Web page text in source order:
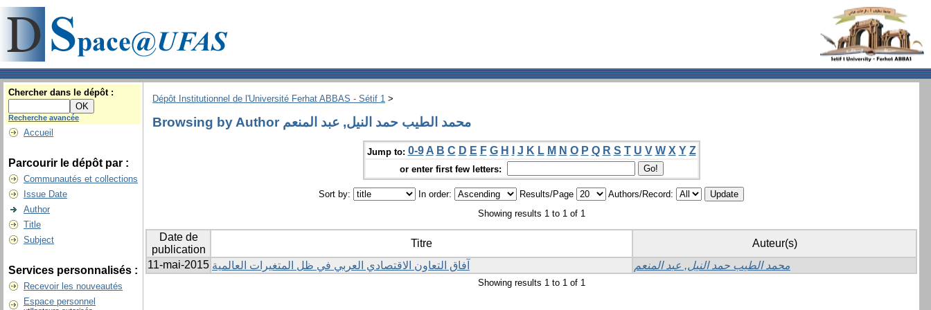
Chercher dans le dépôt :
Recherche avancée
Accueil
Parcourir le dépôt par :
Communautés et collections
Issue Date
Author
Title
Subject
Services personnalisés :
Recevoir les nouveautés
Espace personnel
Dépôt Institutionnel de l'Université Ferhat ABBAS - Sétif 1 >
Browsing by Author محمد الطيب حمد النيل, عبد المنعم
Jump to: 0-9 A B C D E F G H J K L M N O P Q R S T U V W X Y Z
or enter first few letters:
Sort by: In order: Results/Page
Authors/Record:
Showing results 1 to 1 of 1
Date de
publication
Titre
Auteur(s)
11-mai-2015 آفاق التعاون الاقتصادي العربي في ظل المتغيرات العالمية محمد الطيب حمد النيل, عبد المنعم
Showing results 1 to 1 of 1